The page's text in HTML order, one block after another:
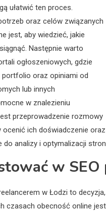
ułatwić ten proces.
oraz celów związanych
jest, aby wiedzieć, jakie
Następnie warto
ogłoszeniowych, gdzie
oraz opiniami od
lub innych
w znalezieniu
przeprowadzenie rozmowy
ich doświadczenie
analizy i optymalizacji
w
w Łodzi to
czasach obecność online